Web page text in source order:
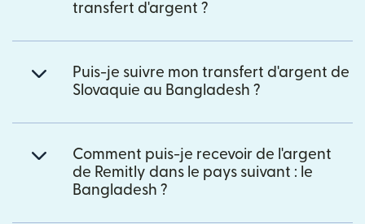
transfert d'argent ?
Puis-je suivre mon transfert d'argent de
Slovaquie au Bangladesh ?
Comment puis-je recevoir de l'argent
de Remitly dans le pays suivant : le
Bangladesh ?